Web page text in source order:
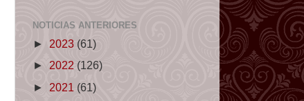
NOTICIAS ANTERIORES
► 2023 (61)
► 2022 (126)
► 2021 (61)